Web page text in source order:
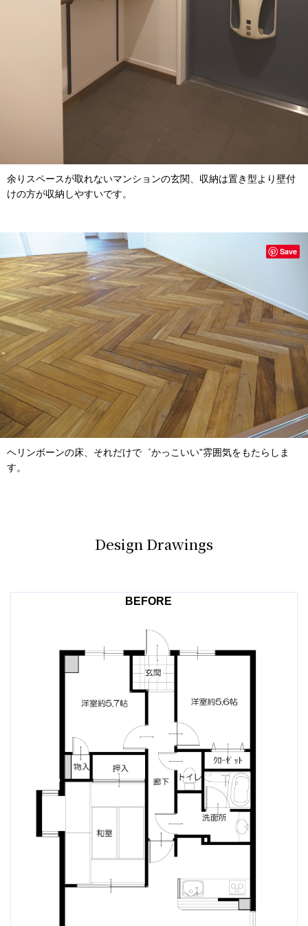
余りスペースが取れないマンションの玄関、収納は置き型より壁付
けの方が収納しやすいです。
ヘリンボーンの床、それだけで゛かっこいい”雰囲気をもたらしま
す。
Save
Design Drawings
BEFORE